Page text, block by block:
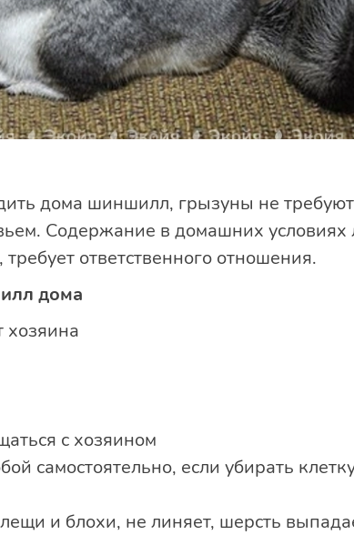
дома шиншилл, грызуны не требуют
Содержание в домашних условиях
ответственного отношения.
дома
хозяина
с хозяином
самостоятельно, если убирать
и блохи, не линяет, шерсть